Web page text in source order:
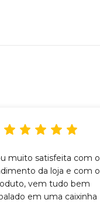
muito satisfeita com o
da loja e com o
vem tudo bem
em uma caixinha